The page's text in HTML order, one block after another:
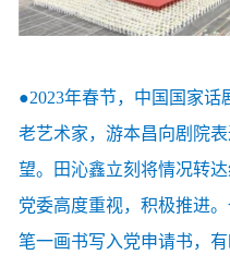
●2023年春节，中国国家
老艺术家，游本昌向剧院
望。田沁鑫立刻将情况转
党委高度重视，积极推进
笔一画书写入党申请书，